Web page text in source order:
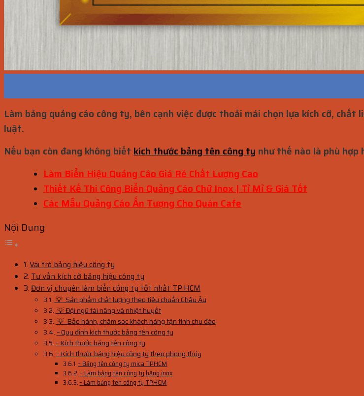
Làm bảng quảng cáo công ty, bên cạnh việc được thoải mái chọn lựa kích cỡ, chất
luật.
Nếu bạn còn đang không biết kích thước bảng tên công ty như thế nào là phù hợp
Làm Biển Hiệu Quảng Cáo Giá Rẻ Chất Lượng Cao
Thiết Kế Thi Công Biển Quảng Cáo Chữ Inox | Tỉ Mỉ & Giá Tốt
Các Mẫu Quảng Cáo Ấn Tượng Cho Quán Cafe
Nội Dung
Vai trò bảng hiệu công ty
Tư vấn kích cỡ bảng hiệu công ty
Đơn vị chuyên làm biển công ty tốt nhất TP.HCM
💡 Sản phẩm chất lượng theo tiêu chuẩn Châu Âu
💡 Đội ngũ tài năng và nhiệt huyết
💡 Bảo hành, chăm sóc khách hàng tận tình chu đáo
– Quy định kích thước bảng tên công ty
– Kích thước bảng tên công ty
– Kích thước bảng hiệu công ty theo phong thủy
– Bảng tên công ty mica TPHCM
– Làm bảng tên công ty bằng inox
– Làm bảng tên công ty TPHCM